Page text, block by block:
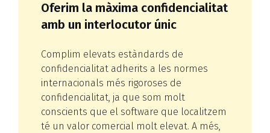
Oferim la màxima confidencialitat
amb un interlocutor únic
Complim elevats estàndards de
confidencialitat adherits a les normes
internacionals més rigoroses de
confidencialitat, ja que som molt
conscients que el software que localitzem
té un valor comercial molt elevat. A més,